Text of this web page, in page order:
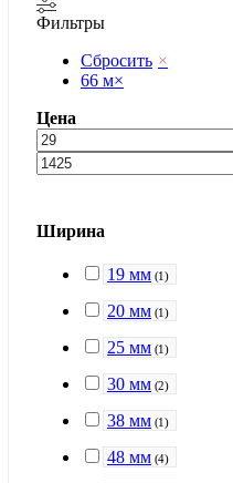
Фильтры
Сбросить ×
66 м×
Цена
Ширина
19 мм (1 )
20 мм (1 )
25 мм (1 )
30 мм (2)
38 мм (1 )
48 мм (4)